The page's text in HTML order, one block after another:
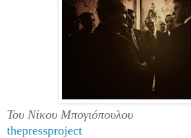
Του Νίκου Μπογιόπουλου
thepressproject